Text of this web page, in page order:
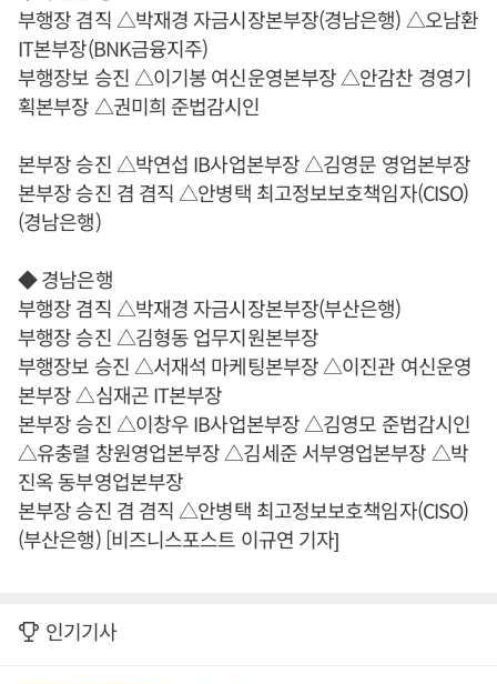
부행장 겸직 △박재경 자금시장본부장(경남은행) △오남환
IT본부장(BNK금융지주)
부행장보 승진 △이기봉 여신운영본부장 △안감찬 경영기
획본부장 △권미희 준법감시인
본부장 승진 △박연섭 IB사업본부장 △김영문 영업본부장
본부장 승진 겸 겸직 △안병택 최고정보보호책임자(CISO)
(경남은행)
◆ 경남은행
부행장 겸직 △박재경 자금시장본부장(부산은행)
부행장 승진 △김형동 업무지원본부장
부행장보 승진 △서재석 마케팅본부장 △이진관 여신운영
본부장 △심재곤 IT본부장
본부장 승진 △이창우 IB사업본부장 △김영모 준법감시인
△유충렬 창원영업본부장 △김세준 서부영업본부장 △박
진옥 동부영업본부장
본부장 승진 겸 겸직 △안병택 최고정보보호책임자(CISO)
(부산은행) [비즈니스포스트 이규연 기자]
인기기사